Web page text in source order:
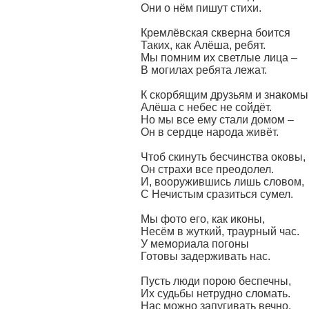
Они о нём пишут стихи.
Кремлёвская скверна боится
Таких, как Алёша, ребят.
Мы помним их светлые лица –
В могилах ребята лежат.
К скорбящим друзьям и
Алёша с небес не сойдёт.
Но мы все ему стали домом –
Он в сердце народа живёт.
Чтоб скинуть бесчинства оковы,
Он страхи все преодолел.
И, вооружившись лишь словом,
С Нечистым сразиться сумел.
Мы фото его, как иконы,
Несём в жуткий, траурный час.
У мемориала погоны
Готовы задерживать нас.
Пусть люди порою беспечны,
Их судьбы нетрудно сломать.
Нас можно запугивать вечно,